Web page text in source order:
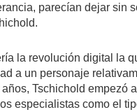
parecían dejar sin
la revolución digital la
a un personaje
Tschichold empezó
especialistas como el